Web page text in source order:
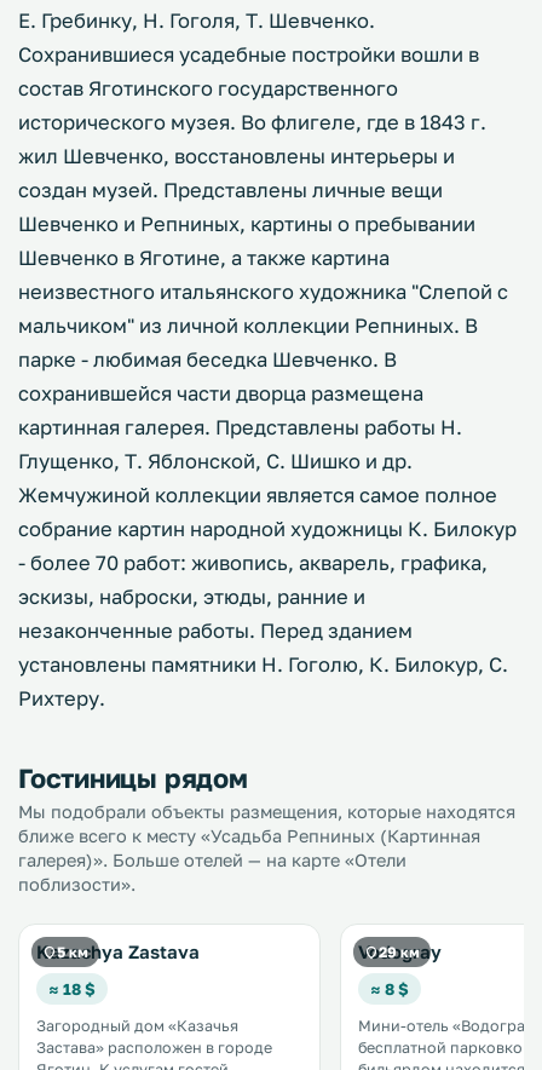
Е. Гребинку, Н. Гоголя, Т. Шевченко.
Сохранившиеся усадебные постройки вошли в
состав Яготинского государственного
исторического музея. Во флигеле, где в 1843 г.
жил Шевченко, восстановлены интерьеры и
создан музей. Представлены личные вещи
Шевченко и Репниных, картины о пребывании
Шевченко в Яготине, а также картина
неизвестного итальянского художника "Слепой с
мальчиком" из личной коллекции Репниных. В
парке - любимая беседка Шевченко. В
сохранившейся части дворца размещена
картинная галерея. Представлены работы Н.
Глущенко, Т. Яблонской, С. Шишко и др.
Жемчужиной коллекции является самое полное
собрание картин народной художницы К. Билокур
- более 70 работ: живопись, акварель, графика,
эскизы, наброски, этюды, ранние и
незаконченные работы. Перед зданием
установлены памятники Н. Гоголю, К. Билокур, С.
Рихтеру.
Гостиницы рядом
Мы подобрали объекты размещения, которые находятся
ближе всего к месту «Усадьба Репниных (Картинная
галерея)». Больше отелей — на карте «Отели
поблизости».
5 км
Kazachya Zastava
≈ 18 $
Загородный дом «Казачья
Застава» расположен в городе
29 км
Vodogray
≈ 8 $
Мини-отель
бесплатной парковкой,